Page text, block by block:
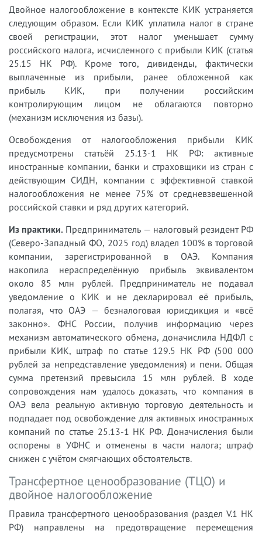
Двойное налогообложение в контексте КИК устраняется
следующим образом. Если КИК уплатила налог в стране
своей регистрации, этот налог уменьшает сумму
российского налога, исчисленного с прибыли КИК (статья
25.15 НК РФ). Кроме того, дивиденды, фактически
выплаченные из прибыли, ранее обложенной как
прибыль КИК, при получении российским
контролирующим лицом не облагаются повторно
(механизм исключения из базы).
Освобождения от налогообложения прибыли КИК
предусмотрены статьёй 25.13-1 НК РФ: активные
иностранные компании, банки и страховщики из стран с
действующим СИДН, компании с эффективной ставкой
налогообложения не менее 75% от средневзвешенной
российской ставки и ряд других категорий.
Из практики. Предприниматель — налоговый резидент РФ
(Северо-Западный ФО, 2025 год) владел 100% в торговой
компании, зарегистрированной в ОАЭ. Компания
накопила нераспределённую прибыль эквивалентом
около 85 млн рублей. Предприниматель не подавал
уведомление о КИК и не декларировал её прибыль,
полагая, что ОАЭ — безналоговая юрисдикция и «всё
законно». ФНС России, получив информацию через
механизм автоматического обмена, доначислила НДФЛ с
прибыли КИК, штраф по статье 129.5 НК РФ (500 000
рублей за непредставление уведомления) и пени. Общая
сумма претензий превысила 15 млн рублей. В ходе
сопровождения нам удалось доказать, что компания в
ОАЭ вела реальную активную торговую деятельность и
подпадает под освобождение для активных иностранных
компаний по статье 25.13-1 НК РФ. Доначисления были
оспорены в УФНС и отменены в части налога; штраф
снижен с учётом смягчающих обстоятельств.
Трансфертное ценообразование (ТЦО) и
двойное налогообложение
Правила трансфертного ценообразования (раздел V.1 НК
РФ) направлены на предотвращение перемещения